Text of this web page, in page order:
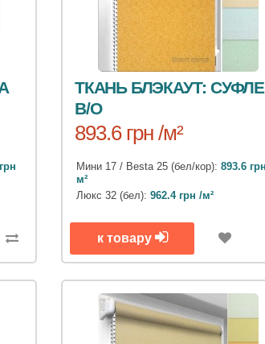
ТКАНЬ БЛЭКАУТ: СУФЛЕ
B/O
893.6 грн /м²
Мини 17 / Besta 25 (бел/кор): 893.6
м²
Люкс 32 (бел): 962.4 грн /м²
к товару